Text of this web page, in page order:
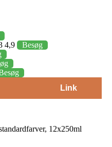
4,9
Besøg
Link
12x250ml